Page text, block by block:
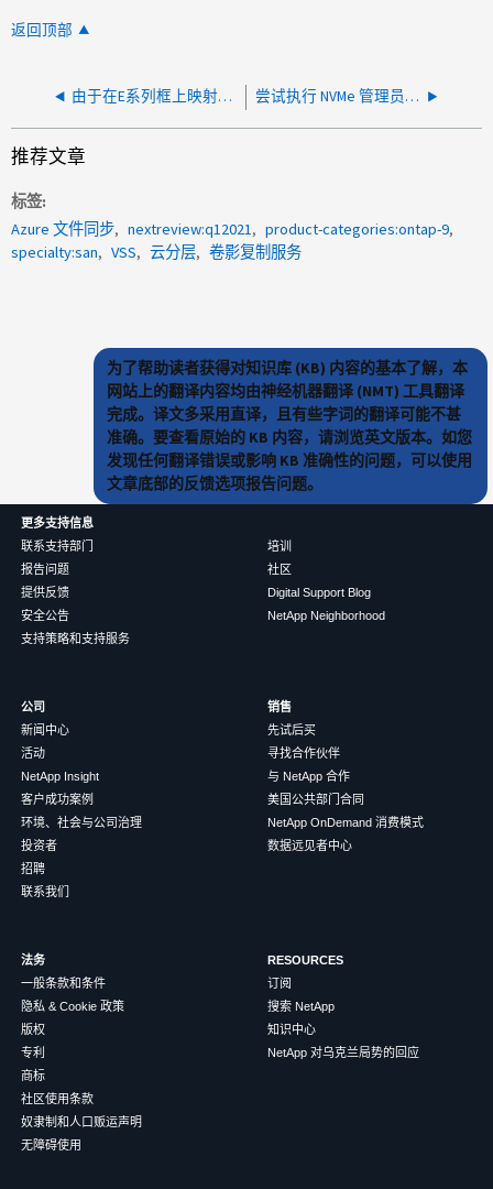
返回顶部
由于在E系列框上映射问题描述、FlexArray上出现"此阵列LUN仅在一个路径上可用"错误 尝试执行 NVMe 管理员操作时超时
推荐文章
标签
Azure 文件同步
nextreview:q12021
product-categories:ontap-9
specialty:san
VSS 云分层 卷影复制服务
为了帮助读者获得对知识库 (KB) 内容的基本了解，本
网站上的翻译内容均由神经机器翻译 (NMT) 工具翻译
完成。译文多采用直译，且有些字词的翻译可能不甚
准确。要查看原始的 KB 内容，请浏览英文版本。如您
发现任何翻译错误或影响 KB 准确性的问题，可以使用
文章底部的反馈选项报告问题。
更多支持信息
联系支持部门
报告问题
提供反馈
安全公告
支持策略和支持服务
培训
社区
Digital Support Blog
NetApp Neighborhood
公司
新闻中心
活动
NetApp Insight
客户成功案例
环境、社会与公司治理
投资者
招聘
联系我们
销售
先试后买
寻找合作伙伴
与 NetApp 合作
美国公共部门合同
NetApp OnDemand 消费模式
数据远见者中心
法务
一般条款和条件
隐私 & Cookie 政策
版权
专利
商标
社区使用条款
奴隶制和人口贩运声明
无障碍使用
RESOURCES
订阅
搜索 NetApp
知识中心
NetApp 对乌克兰局势的回应